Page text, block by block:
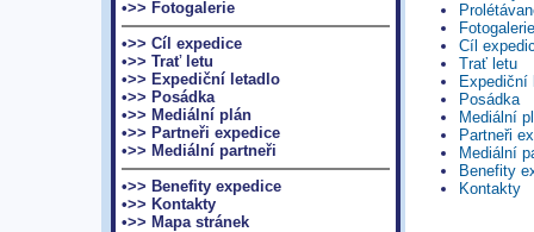
•>> Fotogalerie
•>> Cíl expedice
•>> Trať letu
•>> Expediční letadlo
•>> Posádka
•>> Mediální plán
•>> Partneři expedice
•>> Mediální partneři
•>> Benefity expedice
•>> Kontakty
•>> Mapa stránek
Fotogalerie
Cíl
Trať letu
Expediční
Posádka
Mediální
Partneři
Mediální
Benefity
Kontakty